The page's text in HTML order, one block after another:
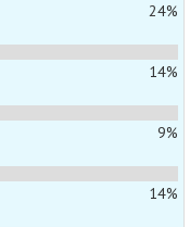
24%
14%
9%
14%